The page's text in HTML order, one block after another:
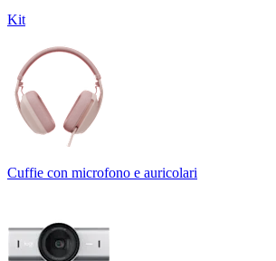
Kit
Cuffie con microfono e auricolari